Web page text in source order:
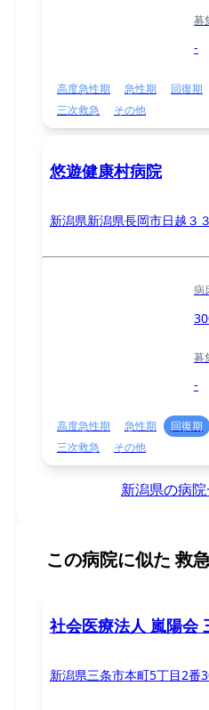
募
-
高度急性期 急性期 回復期
三次救急
その他
悠遊健康村病院
新潟県新潟県長岡市日越３
病
募
-
高度急性期 急性期 回復期
三次救急
その他
新潟県の病
この病院に似た 救
社会医療法人 嵐陽会
新潟県三条市本町5丁目2番